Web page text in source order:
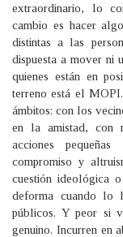
extraordinario, lo
cambio es hacer
distintas a las
dispuesta a mover ni
quienes están en
terreno está el
ámbitos: con los
en la amistad, con
acciones
compromiso y
cuestión ideológica
deforma cuando lo
públicos. Y peor si
genuino. Incurren en